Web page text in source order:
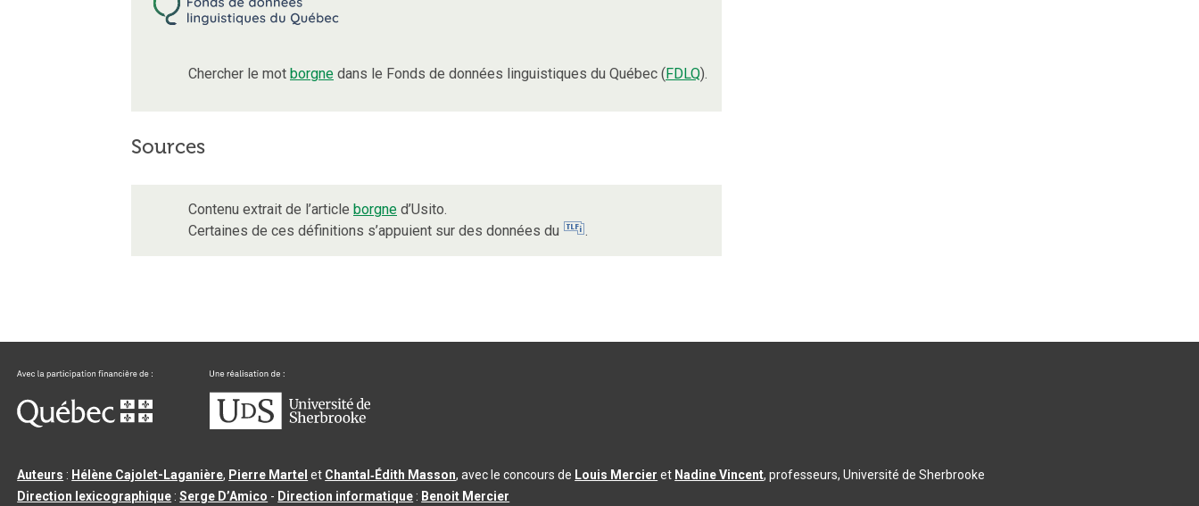
Chercher le mot borgne dans le Fonds de données linguistiques du Québec (FDLQ).
Sources
Contenu extrait de l’article borgne d’Usito.
Certaines de ces définitions s’appuient sur des données du
.
Auteurs : Hélène Cajolet-Laganière, Pierre Martel et Chantal‑Édith Masson, avec le concours de Louis Mercier et Nadine Vincent, professeurs, Université de Sherbrooke
Direction lexicographique :Serge D’Amico - Direction informatique : Benoit Mercier